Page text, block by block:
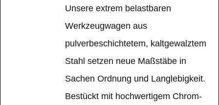
Unsere extrem belastbaren
Werkzeugwagen aus
pulverbeschichtetem, kaltgewalztem
Stahl setzen neue Maßstäbe in
Sachen Ordnung und Langlebigkeit.
Bestückt mit hochwertigem Chrom-